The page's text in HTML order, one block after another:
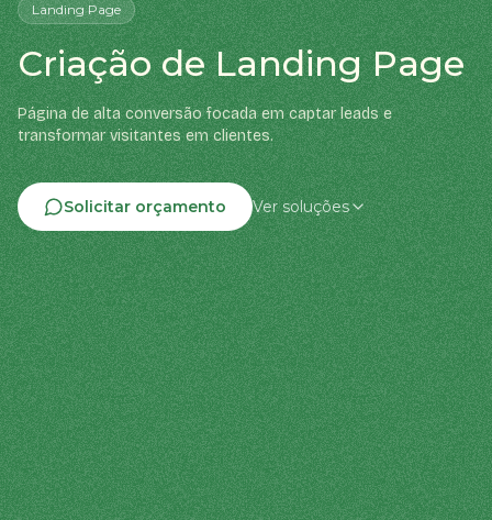
Landing Page
Criação de Landing Page
Página de alta conversão focada em captar leads e
transformar visitantes em clientes.
Solicitar orçamento Ver soluções